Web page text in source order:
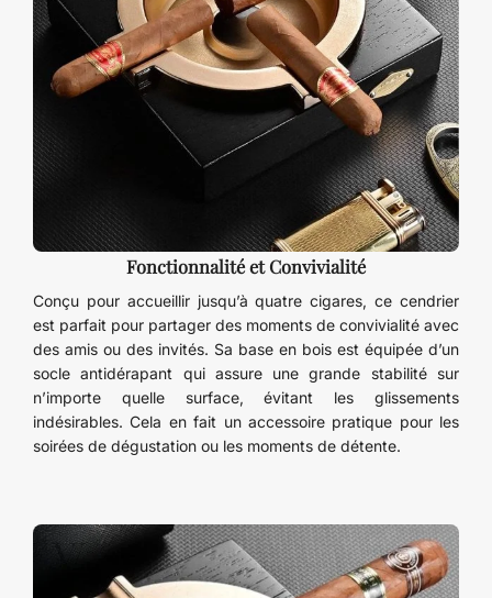
Fonctionnalité et Convivialité
Conçu pour accueillir jusqu’à quatre cigares, ce cendrier
est parfait pour partager des moments de convivialité avec
des amis ou des invités. Sa base en bois est équipée d’un
socle antidérapant qui assure une grande stabilité sur
n’importe quelle surface, évitant les glissements
indésirables. Cela en fait un accessoire pratique pour les
soirées de dégustation ou les moments de détente.